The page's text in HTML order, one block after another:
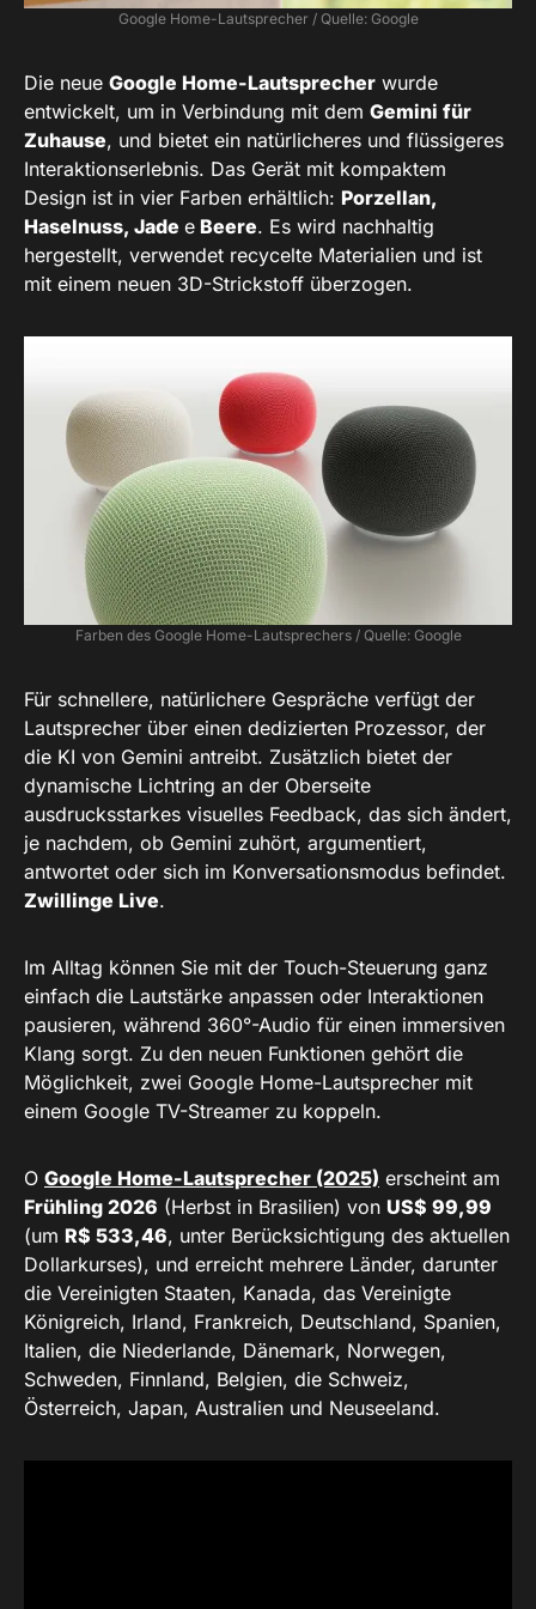
Google Home-Lautsprecher / Quelle: Google
Die neue Google Home-Lautsprecher wurde
entwickelt, um in Verbindung mit dem Gemini für
Zuhause, und bietet ein natürlicheres und flüssigeres
Interaktionserlebnis. Das Gerät mit kompaktem
Design ist in vier Farben erhältlich: Porzellan,
Haselnuss, Jade e Beere. Es wird nachhaltig
hergestellt, verwendet recycelte Materialien und ist
mit einem neuen 3D-Strickstoff überzogen.
Farben des Google Home-Lautsprechers / Quelle: Google
Für schnellere, natürlichere Gespräche verfügt der
Lautsprecher über einen dedizierten Prozessor, der
die KI von Gemini antreibt. Zusätzlich bietet der
dynamische Lichtring an der Oberseite
ausdrucksstarkes visuelles Feedback, das sich ändert,
je nachdem, ob Gemini zuhört, argumentiert,
antwortet oder sich im Konversationsmodus befindet.
Zwillinge Live.
Im Alltag können Sie mit der Touch-Steuerung ganz
einfach die Lautstärke anpassen oder Interaktionen
pausieren, während 360°-Audio für einen immersiven
Klang sorgt. Zu den neuen Funktionen gehört die
Möglichkeit, zwei Google Home-Lautsprecher mit
einem Google TV-Streamer zu koppeln.
O Google Home-Lautsprecher (2025) erscheint am
Frühling 2026 (Herbst in Brasilien) von US$ 99,99
(um R$ 533,46, unter Berücksichtigung des aktuellen
Dollarkurses), und erreicht mehrere Länder, darunter
die Vereinigten Staaten, Kanada, das Vereinigte
Königreich, Irland, Frankreich, Deutschland, Spanien,
Italien, die Niederlande, Dänemark, Norwegen,
Schweden, Finnland, Belgien, die Schweiz,
Österreich, Japan, Australien und Neuseeland.